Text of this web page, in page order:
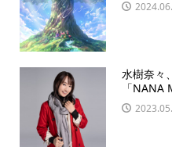
水樹奈々
「NANA